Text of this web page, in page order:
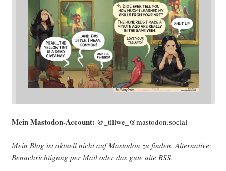
Mein Mast­o­don-Account: @_tillwe_@mastodon.social
Mein Blog ist aktu­ell nicht auf Mast­o­don zu fin­den. Alter­na­ti­ve:
Benach­rich­ti­gung per Mail oder das gute alte RSS.